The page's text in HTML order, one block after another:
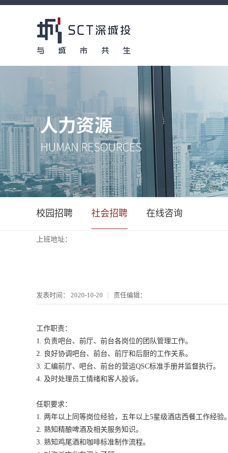
校园招聘 社会招聘 在线咨询
发表时间： 2020-10-20 责任编辑：
工作职责：
1. 负责吧台、前厅、前台各岗位的团队管理工作。
2. 良好协调吧台、前台、前厅和后厨的工作关系。
3. 汇编前厅、吧台、前台的营运QSC标准手册并监督执行。
4. 及时处理员工情绪和客人投诉。
任职要求：
1. 两年以上同等岗位经验，五年以上5星级酒店西餐工作经验。
2. 熟知精酿啤酒及相关服务知识。
3. 熟知鸡尾酒和咖啡标准制作流程。
上班地址：